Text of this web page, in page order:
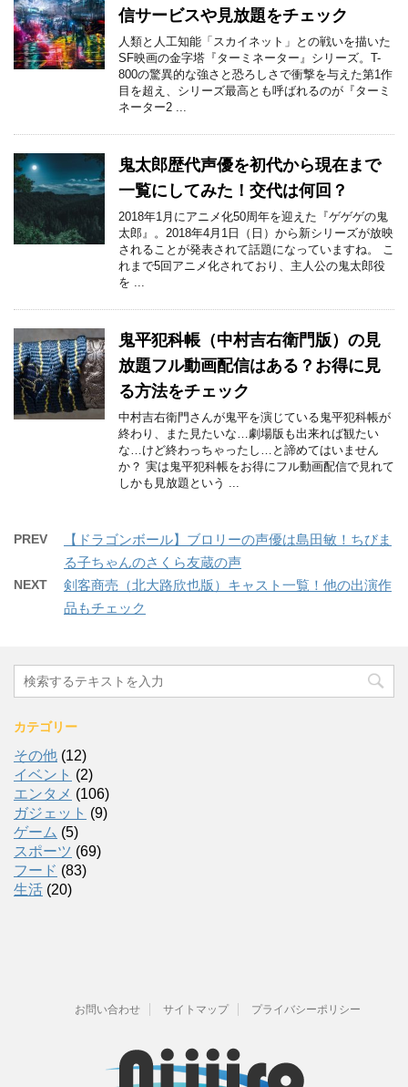
信サービスや見放題をチェック
人類と人工知能「スカイネット」との戦いを描いた
SF映画の金字塔『ターミネーター』シリーズ。T-
800の驚異的な強さと恐ろしさで衝撃を与えた第1作
目を超え、シリーズ最高とも呼ばれるのが『ターミ
ネーター2 ...
鬼太郎歴代声優を初代から現在まで
一覧にしてみた！交代は何回？
2018年1月にアニメ化50周年を迎えた『ゲゲゲの鬼
太郎』。2018年4月1日（日）から新シリーズが放映
されることが発表されて話題になっていますね。 こ
れまで5回アニメ化されており、主人公の鬼太郎役
を ...
鬼平犯科帳（中村吉右衛門版）の見
放題フル動画配信はある？お得に見
る方法をチェック
中村吉右衛門さんが鬼平を演じている鬼平犯科帳が
終わり、また見たいな…劇場版も出来れば観たい
な…けど終わっちゃったし…と諦めてはいません
か？ 実は鬼平犯科帳をお得にフル動画配信で見れて
しかも見放題という ...
PREV
【ドラゴンボール】ブロリーの声優は島田敏！ちびま
る子ちゃんのさくら友蔵の声
NEXT
剣客商売（北大路欣也版）キャスト一覧！他の出演作
品もチェック
カテゴリー
その他 (12)
イベント (2)
エンタメ (106)
ガジェット (9)
ゲーム (5)
スポーツ (69)
フード (83)
生活 (20)
お問い合わせ サイトマップ プライバシーポリシー